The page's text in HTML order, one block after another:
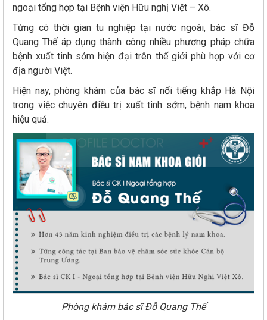
ngoại tổng hợp tại Bệnh viện Hữu nghị Việt – Xô.
Từng có thời gian tu nghiệp tại nước ngoài, bác sĩ Đỗ
Quang Thế áp dụng thành công nhiều phương pháp chữa
bệnh xuất tinh sớm hiện đại trên thế giới phù hợp với cơ
địa người Việt.
Hiện nay, phòng khám của bác sĩ nổi tiếng khắp Hà Nội
trong việc chuyên điều trị xuất tinh sớm, bệnh nam khoa
hiệu quả.
Phòng khám bác sĩ Đỗ Quang Thế